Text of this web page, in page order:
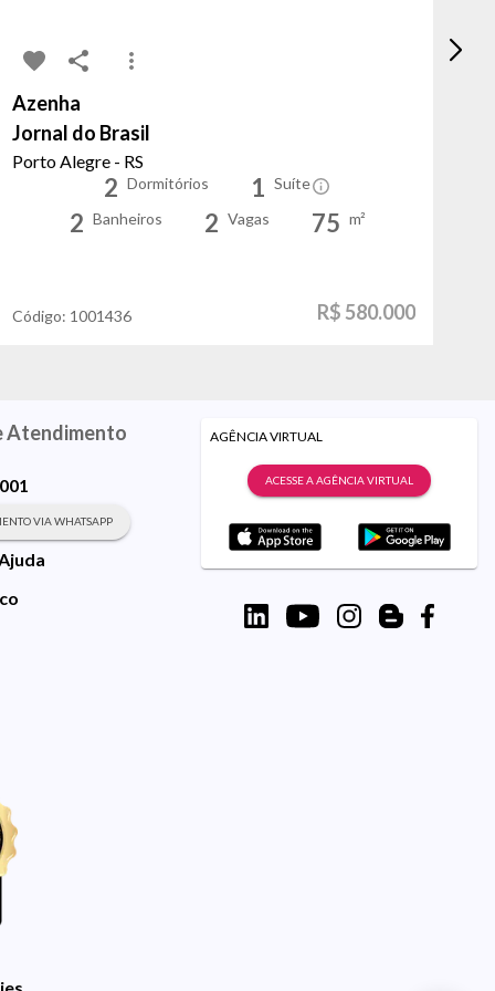
Azenha
Jornal do Brasil
Porto Alegre - RS
2 Dormitórios 1 Suíte
2 Banheiros 2 Vagas 75 m²
Código: 1001436 R$ 580.000
Atendimento
VIA WHATSAPP
AGÊNCIA VIRTUAL
ACESSE A AGÊNCIA VIRTUAL